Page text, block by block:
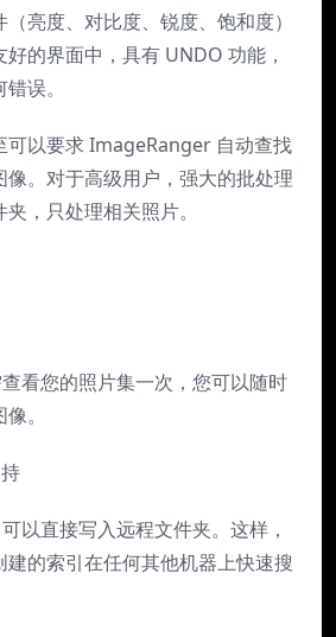
亮度、对比度、锐度、饱和度）
的界面中，具有 UNDO 功能，
误。
可以要求 ImageRanger 自动查找
。对于高级用户，强大的批处理
，只处理相关照片。
看您的照片集一次，您可以随时
。
以直接写入远程文件夹。这样，
的索引在任何其他机器上快速搜